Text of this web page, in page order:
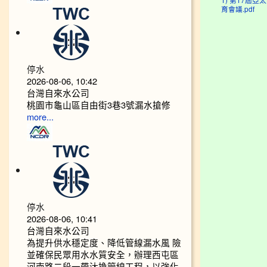
育會議.pdf
停水
2026-08-06, 10:42
台灣自來水公司
桃園市龜山區自由街3巷3號漏水搶修
more...
停水
2026-08-06, 10:41
台灣自來水公司
為提升供水穩定度、降低管線漏水風 險
並確保民眾用水水質安全，辦理西屯區